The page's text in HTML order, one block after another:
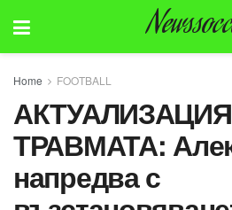
Home FOOTBALL
ТРАВМАТА:
напредва с